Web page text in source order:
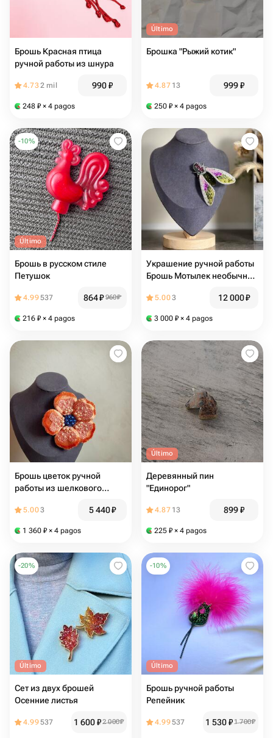
Брошь Красная птица
ручной работы из шнура
4.732 mil 990₽
248 ₽ × 4 pagos
Último
Брошка "Рыжий котик"
4.87 13 999₽
250 ₽ × 4 pagos
-10%
Último
Брошь в русском стиле
Петушок
4.99537 864₽ 960₽
216 ₽ × 4 pagos
Украшение ручной работы
Брошь Мотылек необычный
5.003 12 000₽
3 000 ₽ × 4 pagos
Брошь цветок ручной
работы из шелкового
5.003 5 440₽
1 360 ₽ × 4 pagos
Último
Деревянный пин
"Единорог"
4.87 13 899₽
225 ₽ × 4 pagos
-20%
Último
Сет из двух брошей
Осенние листья
4.99537 1 600₽2 000₽
-10%
Último
Брошь ручной работы
Репейник
4.99537 1 530₽1 700₽